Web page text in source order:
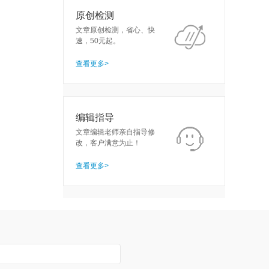
原创检测
文章原创检测，省心、快
速，50元起。
查看更多>
编辑指导
文章编辑老师亲自指导修
改，客户满意为止！
查看更多>